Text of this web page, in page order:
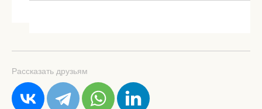
Рассказать друзьям